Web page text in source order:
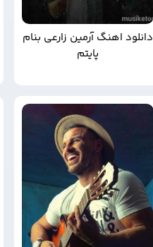
دانلود اهنگ آرمین زارعی بنام
پایتم